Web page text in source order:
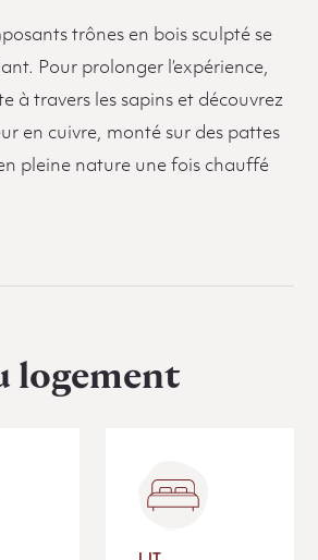
trônes en bois sculpté se
Pour prolonger l’expérience,
à travers les sapins et découvrez
en cuivre, monté sur des pattes
pleine nature une fois chauffé
logement